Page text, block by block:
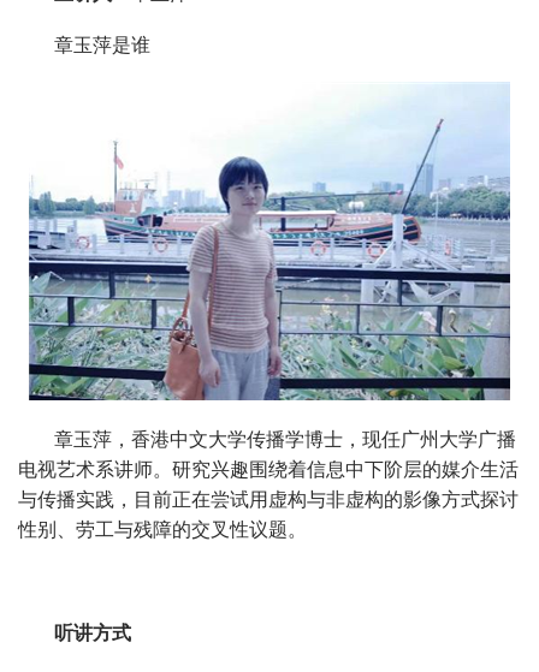
章玉萍是谁
章玉萍，香港中文大学传播学博士，现任广州大学广播
电视艺术系讲师。研究兴趣围绕着信息中下阶层的媒介生活
与传播实践，目前正在尝试用虚构与非虚构的影像方式探讨
性别、劳工与残障的交叉性议题。
听讲方式